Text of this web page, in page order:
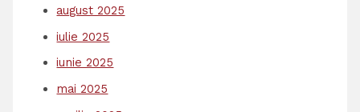
august 2025
iulie 2025
iunie 2025
mai 2025